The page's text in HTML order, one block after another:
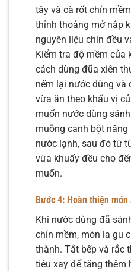
tây và cà rốt chín
thỉnh thoảng mở nắp
nguyên liệu chín đều
Kiểm tra độ mềm của
cách dùng đũa xiên
nếm lại nước dùng và
vừa ăn theo khẩu vị
muốn nước dùng
muỗng canh bột
nước lạnh, sau đó từ
vừa khuấy đều cho
muốn.
Bước 4: Hoàn thiện món
Khi nước dùng đã
chín mềm, món la gu
thành. Tắt bếp và rắc
tiêu xay để tăng thêm